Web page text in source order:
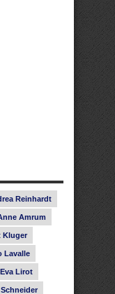
Reinhardt
Amrum
Kluger
Lavalle
Eva Lirot